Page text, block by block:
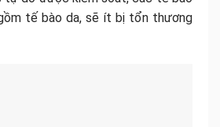
tế bào da, sẽ ít bị tổn thương